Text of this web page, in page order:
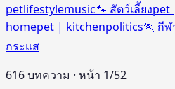
petlifestylemusic🐾 สัตว์เลี้ยงpet
homepet | kitchenpolitics🏃 กีฬ
กระแส
616บทความ · หน้า 1/52